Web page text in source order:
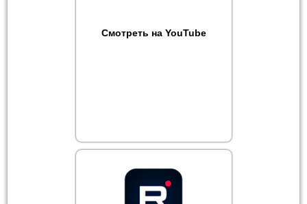
Смотреть на YouTube